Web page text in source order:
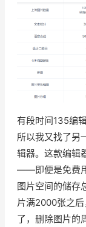
有段时间135编
所以我又找了
辑器。这款编辑
——即便是免费
图片空间的储存
片满2000张之
了，删除图片的